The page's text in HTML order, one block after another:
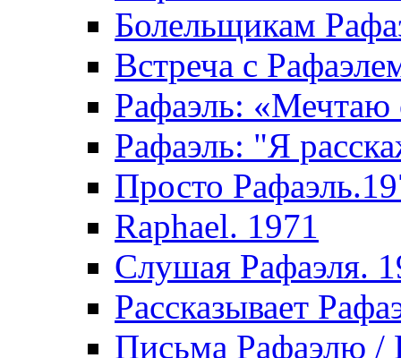
Болельщикам
Встреча с
Рафаэль: «Мечтаю
Рафаэль: "Я
Просто
Raphael. 1971
Слушая Рафаэля.
Рассказывает
Письма Рафаэлю